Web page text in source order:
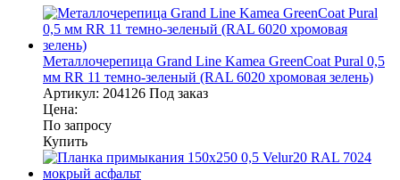
Металлочерепица Grand Line Kamea GreenCoat Pural 0,5
мм RR 11 темно-зеленый (RAL 6020 хромовая зелень)
Артикул: 204126 Под заказ
Цена:
По запросу
Купить